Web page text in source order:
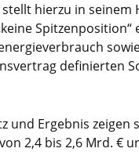
hierzu in
definierten
und Ergebnis
2,4 bis 2,6 Mrd. €